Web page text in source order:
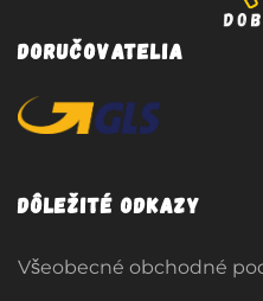
Doručovatelia
Dôležité odkazy
Všeobecné obchodné